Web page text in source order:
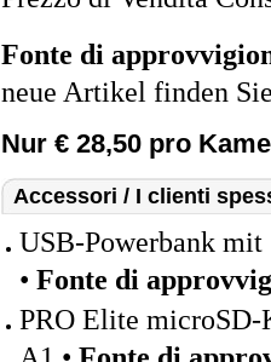
Fonte di
neue Artikel finden
Nur € 28,50 pro
Accessori / I clienti
USB-Powerbank
• Fonte di
PRO Elite microSD-